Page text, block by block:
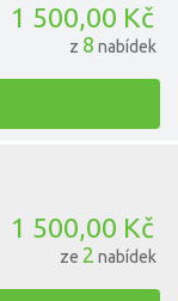
1 500,00 Kč
z 8 nabídek
1 500,00 Kč
ze 2 nabídek